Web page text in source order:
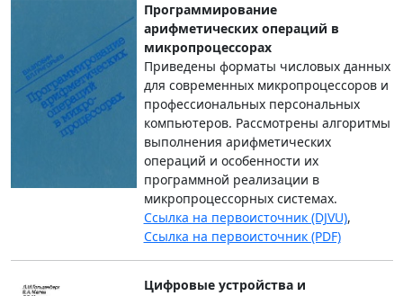
Программирование
арифметических операций в
микропроцессорах
Приведены форматы числовых данных
для современных микропроцессоров и
профессиональных персональных
компьютеров. Рассмотрены алгоритмы
выполнения арифметических
операций и особенности их
программной реализации в
микропроцессорных системах.
Ссылка на первоисточник (DJVU),
Ссылка на первоисточник (PDF)
Цифровые устройства и